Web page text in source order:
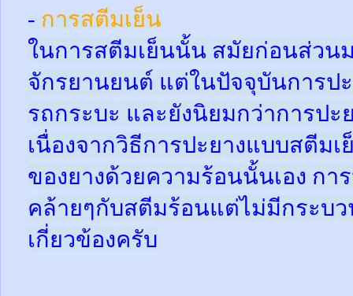
- การสตีมเย็น
ในการสตีมเย็นนั้น สมัยก่อนส่วน
จักรยานยนต์ แต่ในปัจจุบันการป
รถกระบะ และยังนิยมกว่าการป
เนื่องจากวิธีการปะยางแบบสตีม
ของยางด้วยความร้อนนั้นเอง กา
คล้ายๆกับสตีมร้อนแต่ไม่มีกระบ
เกี่ยวข้องครับ